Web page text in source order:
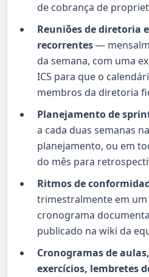
de cobrança de
Reuniões de diretoria
recorrentes—
da semana, com uma
ICS para que o
membros da diretoria
Planejamento de
a cada duas semanas
planejamento, ou em
do mês para
Ritmos de
trimestralmente em um
cronograma
publicado na wiki da
Cronogramas de
exercícios, lembretes